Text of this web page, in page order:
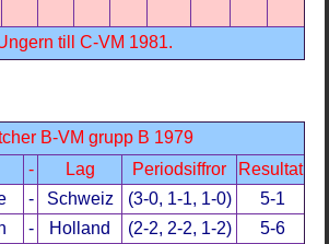
till C-VM 1981.
B-VM grupp B 1979
- Lag Periodsiffror
Resultat
- Schweiz (3-0, 1-1, 1-0)
5-1
- Holland (2-2, 2-2, 1-2)
5-6